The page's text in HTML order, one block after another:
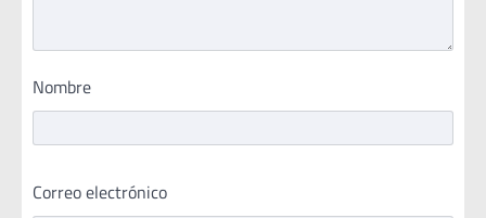
Nombre
Correo electrónico